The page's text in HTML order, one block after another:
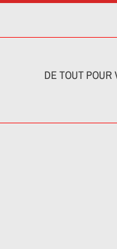
DE TOUT POUR